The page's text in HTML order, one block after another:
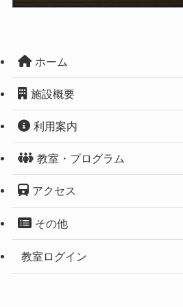
ホーム
施設概要
利用案内
教室・プログラム
アクセス
その他
教室ログイン